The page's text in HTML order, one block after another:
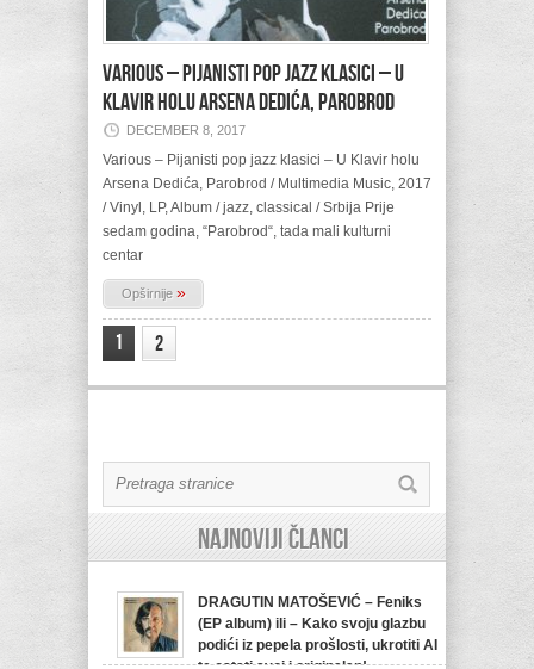
Various – Pijanisti pop jazz klasici – U
Klavir holu Arsena Dedića, Parobrod
DECEMBER 8, 2017
Various – Pijanisti pop jazz klasici – U Klavir holu
Arsena Dedića, Parobrod / Multimedia Music, 2017
/ Vinyl, LP, Album / jazz, classical / Srbija Prije
sedam godina, “Parobrod“, tada mali kulturni
centar
Opširnije »
1 2
Najnoviji članci
DRAGUTIN MATOŠEVIĆ – Feniks
(EP album) ili – Kako svoju glazbu
podići iz pepela prošlosti, ukrotiti AI